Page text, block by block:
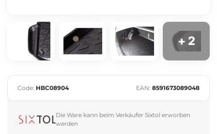
+ 2
Code: HBC08904 EAN: 8591673089048
Die Ware kann beim Verkäufer Sixtol erworben
werden